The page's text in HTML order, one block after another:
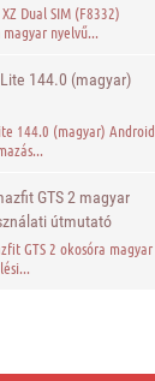
Dual SIM (F8332)
nyelvű...
144.0 (magyar)
144.0 (magyar) Android
GTS 2 magyar
útmutató
GTS 2 okosóra magyar